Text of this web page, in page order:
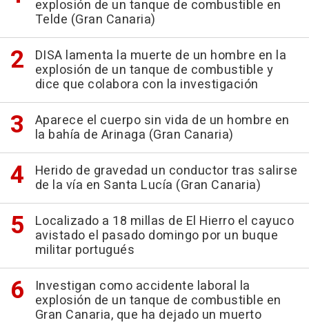
explosión de un tanque de combustible en
Telde (Gran Canaria)
DISA lamenta la muerte de un hombre en la
explosión de un tanque de combustible y
dice que colabora con la investigación
Aparece el cuerpo sin vida de un hombre en
la bahía de Arinaga (Gran Canaria)
Herido de gravedad un conductor tras salirse
de la vía en Santa Lucía (Gran Canaria)
Localizado a 18 millas de El Hierro el cayuco
avistado el pasado domingo por un buque
militar portugués
Investigan como accidente laboral la
explosión de un tanque de combustible en
Gran Canaria, que ha dejado un muerto